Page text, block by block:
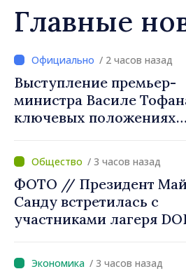
Главные
/ 2 часов назад
Выступление премьер-
министра Василе
ключевых положениях
2027 год
/ 3 часов назад
ФОТО // Президент
Санду встретилась с
участниками лагеря
остаётся крепкой»
/ 3 часов назад